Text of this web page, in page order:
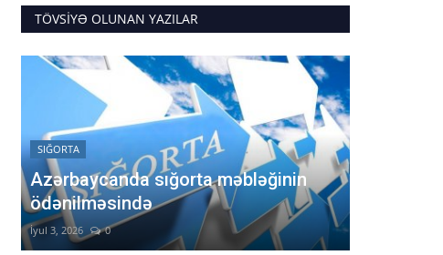
TÖVSIYƏ OLUNAN YAZILAR
SIĞORTA
Azərbaycanda sığorta məbləğinin
ödənilməsində
İyul 3, 2026 0